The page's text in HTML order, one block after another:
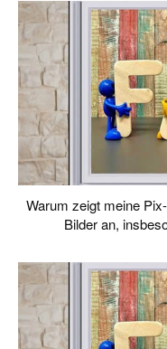
Warum zeigt meine
Bilder an,